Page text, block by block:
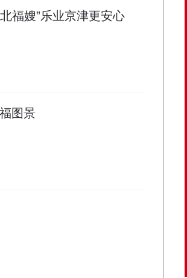
福嫂”乐业京津更安心
图景